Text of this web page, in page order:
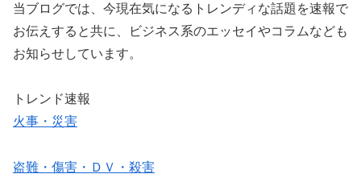
当ブログでは、今現在気になるトレンディな話題を速報で
お伝えすると共に、ビジネス系のエッセイやコラムなども
お知らせしています。
トレンド速報
火事・災害
盗難・傷害・ＤＶ・殺害